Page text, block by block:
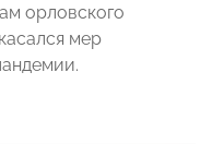
орловского
мер